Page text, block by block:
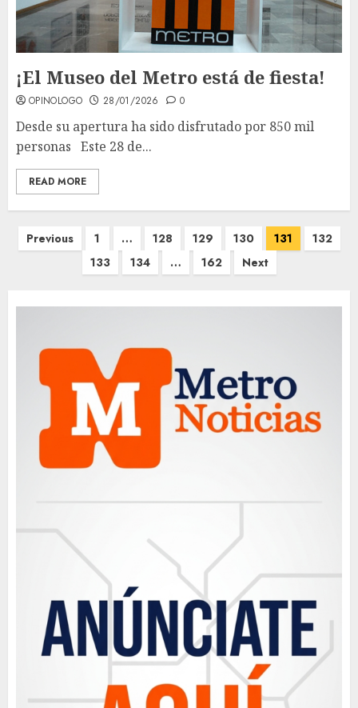
¡El Museo del Metro está de fiesta!
OPINOLOGO 28/01/2026 0
Desde su apertura ha sido disfrutado por 850 mil
personas Este 28 de...
READ MORE
Paginación
Previous 1 … 128 129 130 131
132
133
134 … 162 Next